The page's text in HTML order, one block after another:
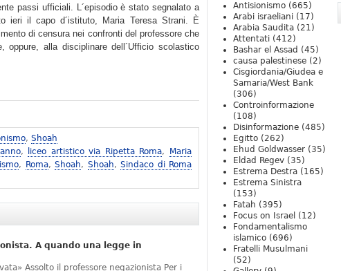
passi ufficiali. L´episodio è stato segnalato a
ieri il capo d´istituto, Maria Teresa Strani. È
di censura nei confronti del professore che
oppure, alla disciplinare dell´Ufficio scolastico
, Shoah
, liceo artistico via Ripetta Roma,
Maria
, Roma, Shoah, Shoah, Sindaco di Roma
A quando una legge in
Assolto il professore negazionista Per i
Antisionismo (665)
Arabi israeliani (17)
Arabia Saudita (21)
Attentati (412)
Bashar el Assad (45)
causa palestinese (2)
Cisgiordania/Giudea e
Samaria/West Bank
(306)
Controinformazione
(108)
Disinformazione (485)
Egitto (262)
Ehud Goldwasser (35)
Eldad Regev (35)
Estrema Destra (165)
Estrema Sinistra
(153)
Fatah (395)
Focus on Israel (12)
Fondamentalismo
islamico (696)
Fratelli Musulmani
(52)